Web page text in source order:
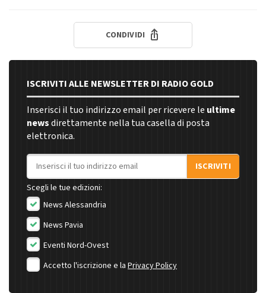
CONDIVIDI
ISCRIVITI ALLE NEWSLETTER DI RADIO GOLD
Inserisci il tuo indirizzo email per ricevere le ultime
newsdirettamente nella tua casella di posta
elettronica.
Indirizzo email
ISCRIVITI
Scegli le tue edizioni:
News Alessandria
News Pavia
Eventi Nord-Ovest
Accetto l'iscrizione e la Privacy Policy